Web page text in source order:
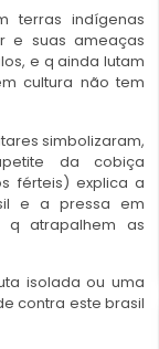
terras indígenas
e suas ameaças
e q ainda lutam
cultura não tem
simbolizaram,
da cobiça
férteis) explica a
e a pressa em
q atrapalhem as
isolada ou uma
contra este brasil